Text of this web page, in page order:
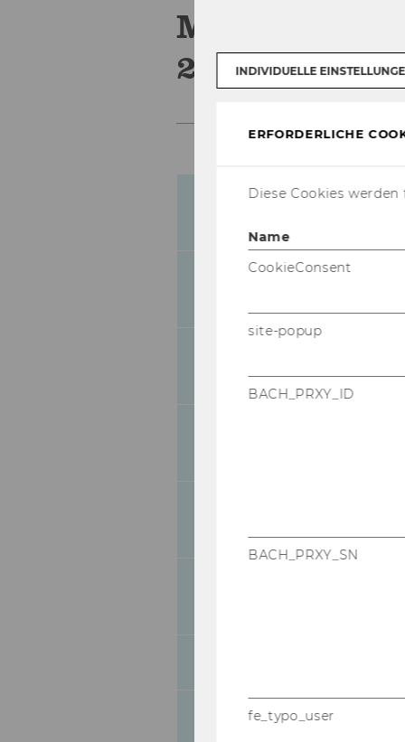
2010, 48.
Projektleiter
Full Professor
Personalia
INDIVIDUELLE
ERFORDERLICHE
Diese Cookies
Name
CookieConsent
site-popup
BACH_PRXY_ID
BACH_PRXY_SN
fe_typo_user